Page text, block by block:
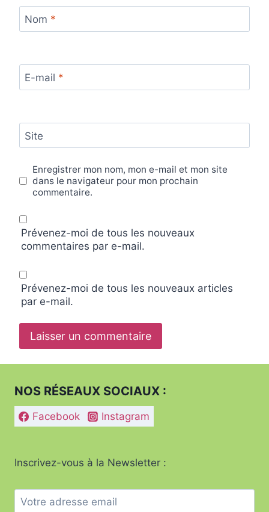
Nom *
E-mail *
Site
Enregistrer mon nom, mon e-mail et mon site
dans le navigateur pour mon prochain
commentaire.
Prévenez-moi de tous les nouveaux
commentaires par e-mail.
Prévenez-moi de tous les nouveaux articles
par e-mail.
NOS RÉSEAUX SOCIAUX :
Facebook Instagram
Inscrivez-vous à la Newsletter :